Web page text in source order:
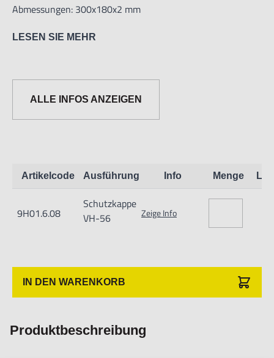
Abmessungen: 300x180x2 mm
Nur für technisch versierte und mit dem Produkt vertraute
Anwender sowie Handwerker geeignet.
Nur für den vorhergesehenen Verwendungszweck geeignet.
Verletzungen führen.
Importeur/Hersteller:
Hogetex/Kometex B.V., Gesinkkampstraat 1,7051 HR
Varsseveld/ Netherlands, email: Info@hogetex.com
LESEN SIE MEHR
ALLE INFOS ANZEIGEN
Artikelcode Ausführung Info Menge
9H01.6.08
Schutzkappe
VH-56
Zeige Info
IN DEN WARENKORB
Produktbeschreibung